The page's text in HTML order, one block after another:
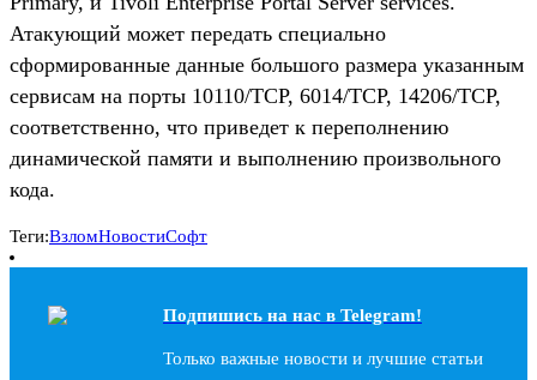
Атакующий может передать специально
сформированные данные большого размера указанным
сервисам на порты 10110/TCP, 6014/TCP, 14206/TCP,
соответственно, что приведет к переполнению
динамической памяти и выполнению произвольного
кода.
Теги:ВзломНовостиСофт
Подпишись на наc в Telegram!
Только важные новости и лучшие статьи